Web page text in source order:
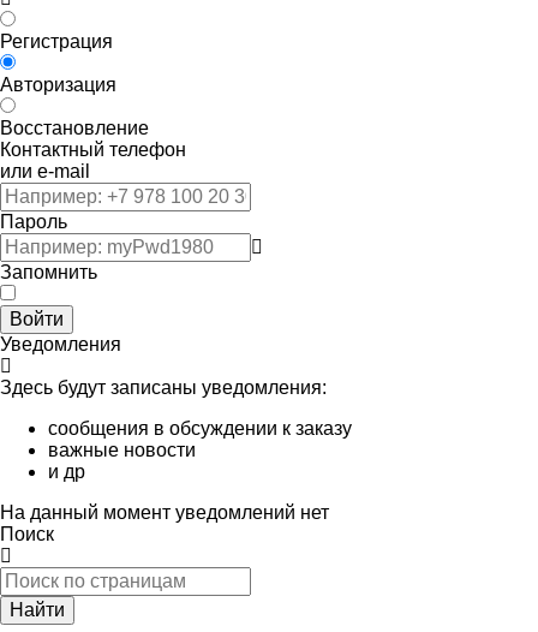
Регистрация
Авторизация
Восстановление
Контактный телефон
или e-mail
Пароль
Запомнить
Войти
Уведомления
Здесь будут записаны уведомления:
сообщения в обсуждении к заказу
важные новости
и др
На данный момент уведомлений нет
Поиск
Найти